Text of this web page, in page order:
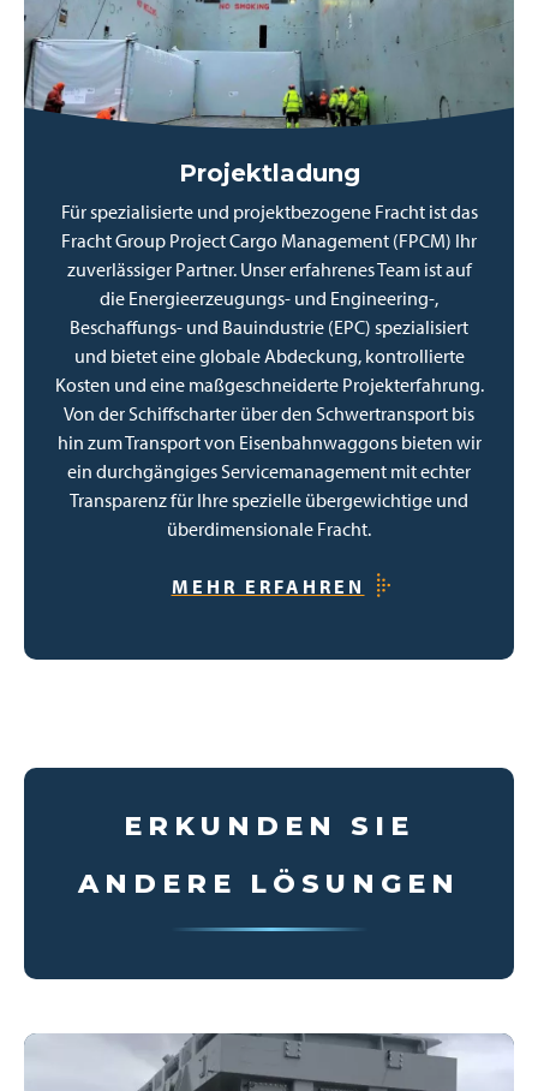
Projektladung
Für spezialisierte und projektbezogene Fracht ist das
Fracht Group Project Cargo Management (FPCM) Ihr
zuverlässiger Partner. Unser erfahrenes Team ist auf
die Energieerzeugungs- und Engineering-,
Beschaffungs- und Bauindustrie (EPC) spezialisiert
und bietet eine globale Abdeckung, kontrollierte
Kosten und eine maßgeschneiderte Projekterfahrung.
Von der Schiffscharter über den Schwertransport bis
hin zum Transport von Eisenbahnwaggons bieten wir
ein durchgängiges Servicemanagement mit echter
Transparenz für Ihre spezielle übergewichtige und
überdimensionale Fracht.
MEHR ERFAHREN
ERKUNDEN SIE
ANDERE LÖSUNGEN